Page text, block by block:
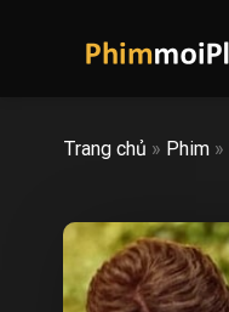
Trang chủ » Phim »